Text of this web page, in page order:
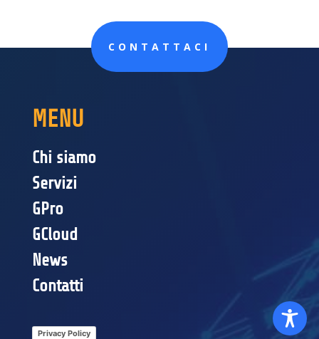
CONTATTACI
MENU
Chi siamo
Servizi
GPro
GCloud
News
Contatti
Privacy Policy